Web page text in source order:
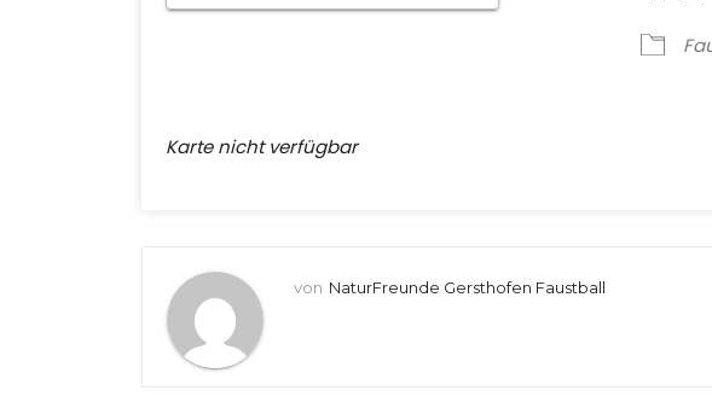
Google Kalender
Karte nicht verfügbar
von NaturFreunde Gersthofen Faustball